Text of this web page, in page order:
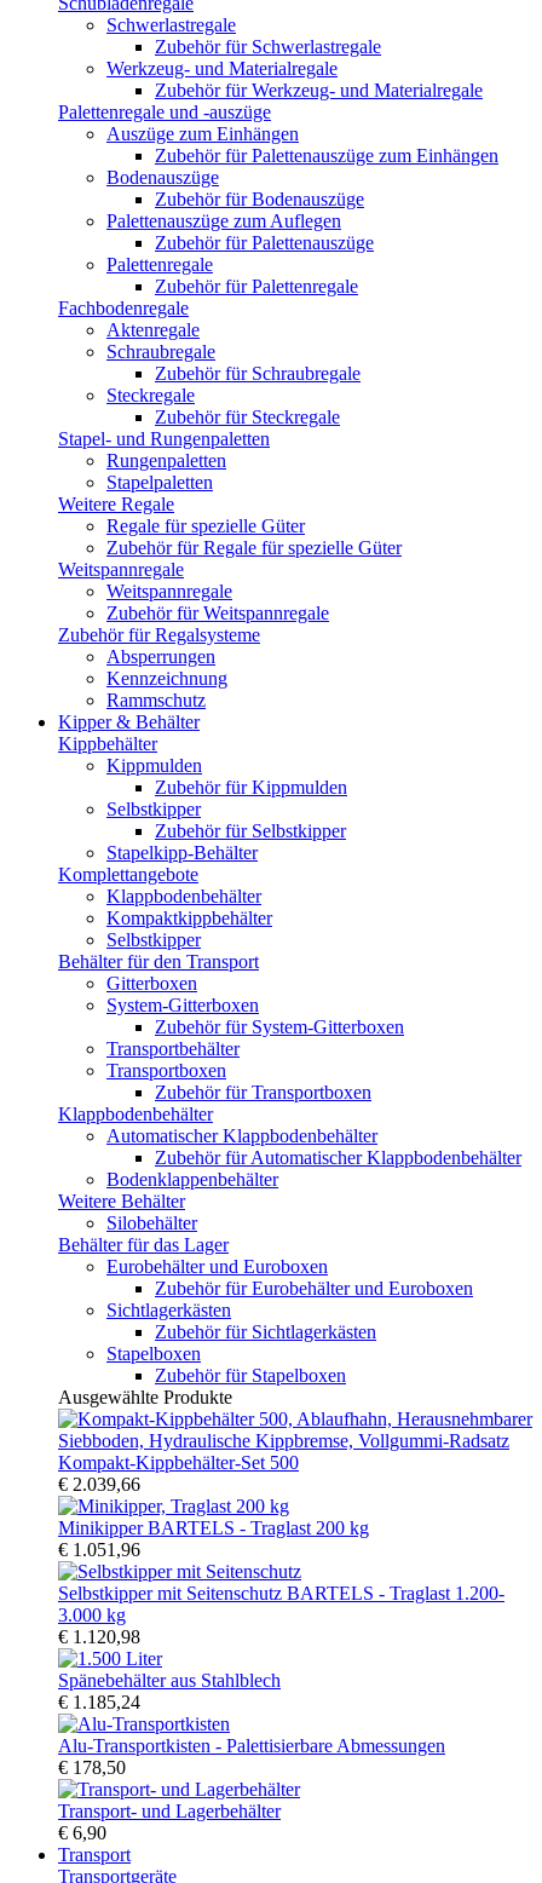
Schwerlastregale
Zubehör für Schwerlastregale
Werkzeug- und Materialregale
Zubehör für Werkzeug- und Materialregale
Palettenregale und -auszüge
Auszüge zum Einhängen
Zubehör für Palettenauszüge zum Einhängen
Bodenauszüge
Zubehör für Bodenauszüge
Palettenauszüge zum Auflegen
Zubehör für Palettenauszüge
Palettenregale
Zubehör für Palettenregale
Fachbodenregale
Aktenregale
Schraubregale
Zubehör für Schraubregale
Steckregale
Zubehör für Steckregale
Stapel- und Rungenpaletten
Rungenpaletten
Stapelpaletten
Weitere Regale
Regale für spezielle Güter
Zubehör für Regale für spezielle Güter
Weitspannregale
Weitspannregale
Zubehör für Weitspannregale
Zubehör für Regalsysteme
Absperrungen
Kennzeichnung
Rammschutz
Kipper & Behälter
Kippbehälter
Kippmulden
Zubehör für Kippmulden
Selbstkipper
Zubehör für Selbstkipper
Stapelkipp-Behälter
Komplettangebote
Klappbodenbehälter
Kompaktkippbehälter
Selbstkipper
Behälter für den Transport
Gitterboxen
System-Gitterboxen
Zubehör für System-Gitterboxen
Transportbehälter
Transportboxen
Zubehör für Transportboxen
Klappbodenbehälter
Automatischer Klappbodenbehälter
Zubehör für Automatischer Klappbodenbehälter
Bodenklappenbehälter
Weitere Behälter
Silobehälter
Behälter für das Lager
Eurobehälter und Euroboxen
Zubehör für Eurobehälter und Euroboxen
Sichtlagerkästen
Zubehör für Sichtlagerkästen
Stapelboxen
Zubehör für Stapelboxen
Ausgewählte Produkte
Kompakt-Kippbehälter-Set 500
€ 2.039,66
Minikipper BARTELS - Traglast 200 kg
€ 1.051,96
Selbstkipper mit Seitenschutz BARTELS - Traglast 1.200-
3.000 kg
€ 1.120,98
Spänebehälter aus Stahlblech
€ 1.185,24
Alu-Transportkisten - Palettisierbare Abmessungen
€ 178,50
Transport- und Lagerbehälter
€ 6,90
Transport
Transportgeräte